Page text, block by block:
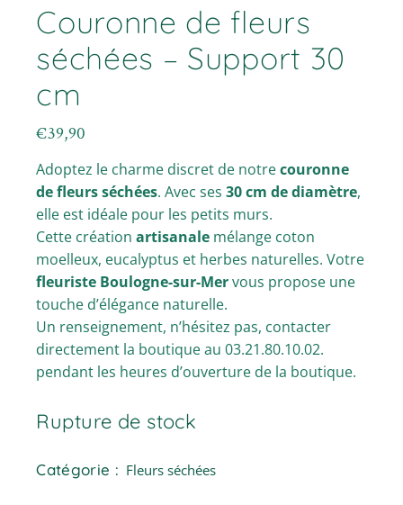
Couronne de fleurs
séchées – Support 30
cm
€39,90
Adoptez le charme discret de notrecouronne
de fleurs séchées. Avec ses30 cm de diamètre,
elle est idéale pour les petits murs.
Cette créationartisanale mélange coton
moelleux, eucalyptus et herbes naturelles. Votre
fleuriste Boulogne-sur-Mervous propose une
touche d’élégance naturelle.
Un renseignement, n’hésitez pas, contacter
directement la boutique au 03.21.80.10.02.
pendant les heures d’ouverture de la boutique.
Rupture de stock
Catégorie : Fleurs séchées